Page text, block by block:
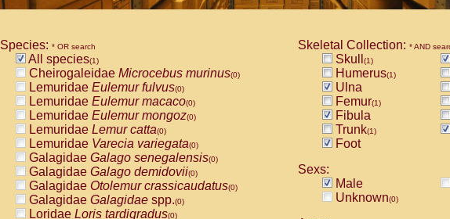
Species: * OR search
All species(1)
Cheirogaleidae Microcebus murinus(0)
Lemuridae Eulemur fulvus(0)
Lemuridae Eulemur macaco(0)
Lemuridae Eulemur mongoz(0)
Lemuridae Lemur catta(0)
Lemuridae Varecia variegata(0)
Galagidae Galago senegalensis(0)
Galagidae Galago demidovii(0)
Galagidae Otolemur crassicaudatus(0)
Galagidae Galagidae spp.(0)
Loridae Loris tardigradus(0)
Skeletal Collection: * AND
Skull (1)
Humerus(1)
Ulna
Femur(1)
Fibula
Trunk(1)
Foot
Sexs:
Male
Unknown(0)